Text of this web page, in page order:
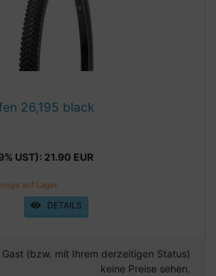
26,195 black
UST): 21.90 EUR
auf Lager
DETAILS
Gast (bzw. mit Ihrem derzeitigen Status)
keine Preise sehen.